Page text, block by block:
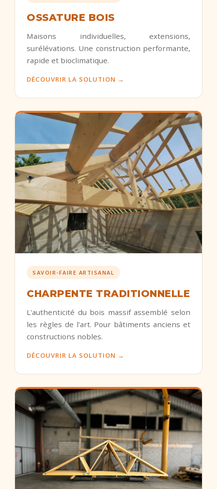
OSSATURE BOIS
Maisons individuelles, extensions,
surélévations. Une construction performante,
rapide et bioclimatique.
DÉCOUVRIR LA SOLUTION →
SAVOIR-FAIRE ARTISANAL
CHARPENTE TRADITIONNELLE
L'authenticité du bois massif assemblé selon
les règles de l'art. Pour bâtiments anciens et
constructions nobles.
DÉCOUVRIR LA SOLUTION →